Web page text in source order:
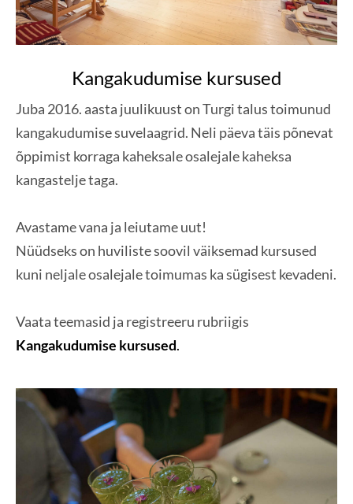
Kangakudumise kursused
Juba 2016. aasta juulikuust on Turgi talus toimunud
kangakudumise suvelaagrid. Neli päeva täis põnevat
õppimist korraga kaheksale osalejale kaheksa
kangastelje taga.
Avastame vana ja leiutame uut!
Nüüdseks on huviliste soovil väiksemad kursused
kuni neljale osalejale toimumas ka sügisest kevadeni.
Vaata teemasid ja registreeru rubriigis
Kangakudumise kursused.